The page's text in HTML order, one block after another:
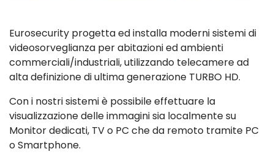
Eurosecurity progetta ed installa moderni sistemi di
videosorveglianza per abitazioni ed ambienti
commerciali/industriali, utilizzando telecamere ad
alta definizione di ultima generazione TURBO HD.
Con i nostri sistemi è possibile effettuare la
visualizzazione delle immagini sia localmente su
Monitor dedicati, TV o PC che da remoto tramite PC
o Smartphone.